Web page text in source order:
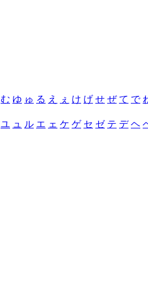
む ゆ ゅ る え ぇ け げ せ ぜ て で
ユ ュ ル エ ェ ケ ゲ セ ゼ テ デ ヘ